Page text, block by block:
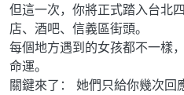
但這一次，你將正式踏入台
店、酒吧、信義區街頭。
每個地方遇到的女孩都不一樣
命運。
關鍵來了： 她們只給你幾次回